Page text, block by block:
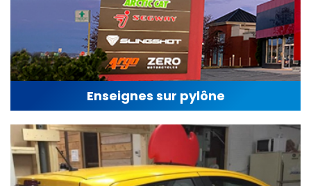
Enseignes sur pylône